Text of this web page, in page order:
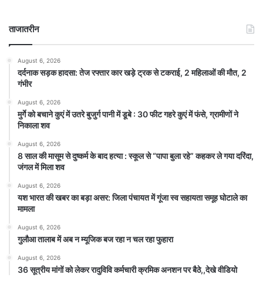
ताजातरीन
August 6, 2026
दर्दनाक सड़क हादसा: तेज रफ्तार कार खड़े ट्रक से टकराई, 2 महिलाओं की मौत, 2
गंभीर
August 6, 2026
मुर्गे को बचाने कुएं में उतरे बुजुर्ग पानी में डूबे : 30 फीट गहरे कुएं में फंसे, ग्रामीणों ने
निकाला शव
August 6, 2026
8 साल की मासूम से दुष्कर्म के बाद हत्या : स्कूल से “पापा बुला रहे” कहकर ले गया दरिंदा,
जंगल में मिला शव
August 6, 2026
यश भारत की खबर का बड़ा असर: जिला पंचायत में गूंजा स्व सहायता समूह घोटाले का
मामला
August 6, 2026
गुलौआ तालाब में अब न म्यूजिक बज रहा न चल रहा फुहारा
August 6, 2026
36 सूत्रीय मांगों को लेकर रादुविवि कर्मचारी क्रमिक अनशन पर बैठे,,देखे वीडियो